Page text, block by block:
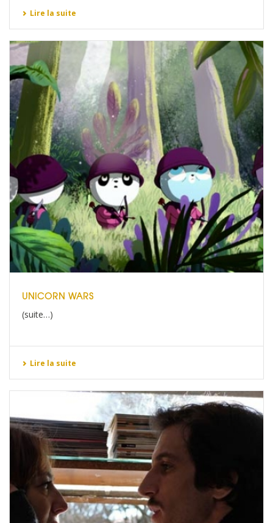
Lire la suite
UNICORN WARS
(suite…)
Lire la suite